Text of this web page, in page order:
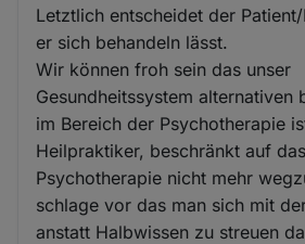
Letztlich entscheidet der
er sich behandeln lässt.
Wir können froh sein das unser
Gesundheitssystem alternativen
im Bereich der Psychotherapie
Heilpraktiker, beschränkt auf
Psychotherapie nicht mehr
schlage vor das man sich mit
anstatt Halbwissen zu streuen